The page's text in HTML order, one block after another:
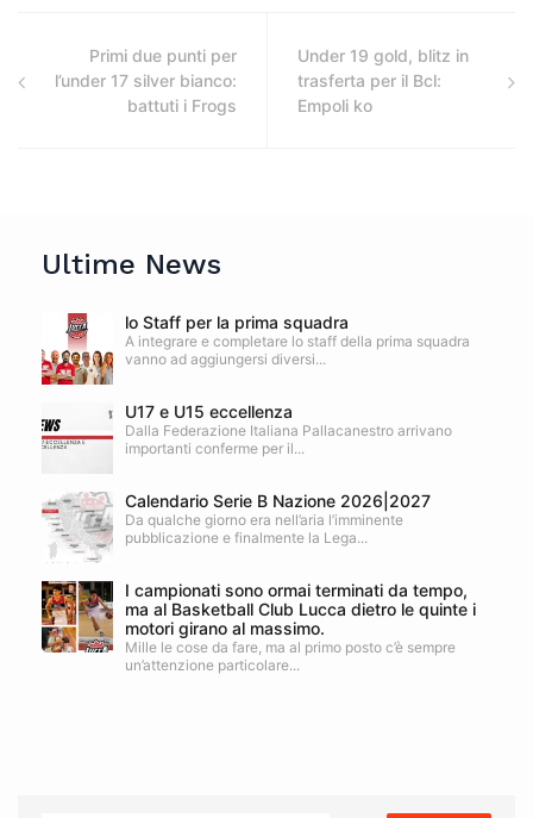
Primi due punti per
l’under 17 silver bianco:
battuti i Frogs
Under 19 gold, blitz in
trasferta per il Bcl:
Empoli ko
Ultime News
lo Staff per la prima squadra
A integrare e completare lo staff della prima squadra
vanno ad aggiungersi diversi...
U17 e U15 eccellenza
Dalla Federazione Italiana Pallacanestro arrivano
importanti conferme per il...
Calendario Serie B Nazione 2026|2027
Da qualche giorno era nell’aria l’imminente
pubblicazione e finalmente la Lega...
I campionati sono ormai terminati da tempo,
ma al Basketball Club Lucca dietro le quinte i
motori girano al massimo.
Mille le cose da fare, ma al primo posto c’è sempre
un’attenzione particolare...